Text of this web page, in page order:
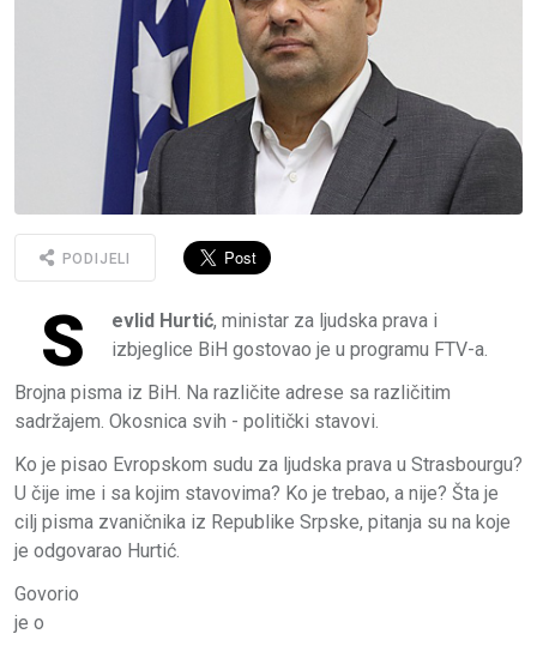
PODIJELI
S evlid Hurtić, ministar za ljudska prava i
izbjeglice BiH gostovao je u programu FTV-a.
Brojna pisma iz BiH. Na različite adrese sa različitim
sadržajem. Okosnica svih - politički stavovi.
Ko je pisao Evropskom sudu za ljudska prava u Strasbourgu?
U čije ime i sa kojim stavovima? Ko je trebao, a nije? Šta je
cilj pisma zvaničnika iz Republike Srpske, pitanja su na koje
je odgovarao Hurtić.
Govorio
je o